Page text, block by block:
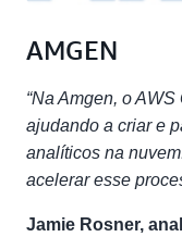
AMGEN
“Na Amgen, o
ajudando a criar e
analíticos na
acelerar esse
Jamie Rosner,